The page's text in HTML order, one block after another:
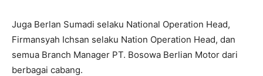
Juga Berlan Sumadi selaku National Operation Head,
Firmansyah Ichsan selaku Nation Operation Head, dan
semua Branch Manager PT. Bosowa Berlian Motor dari
berbagai cabang.